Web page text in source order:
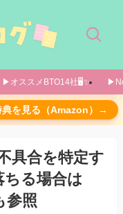
▶オススメBTO14社🖥️✨️
典を見る（Amazon）→
具合を特定す
る場合は
参照
」や「Fatal」を
は
場合
リポジトリのプ